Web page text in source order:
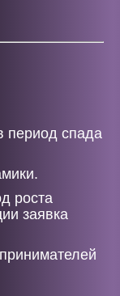
период спада
роста
заявка